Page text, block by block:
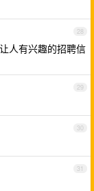
28
人有兴趣的招聘信
29
30
31